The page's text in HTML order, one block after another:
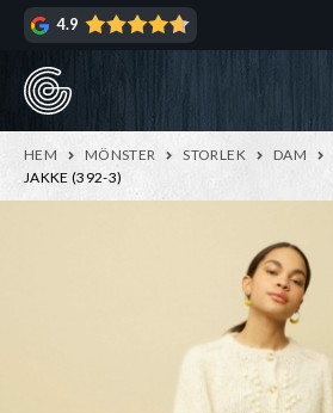
Hoppa
navigering
Hoppa
innehåll
4.9
HEM MÖNSTER STORLEK DAM
JAKKE (392-3)